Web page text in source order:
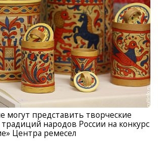
могут представить творческие
народов России на конкурс
Центра ремесел